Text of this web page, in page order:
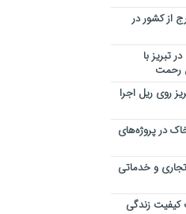
از کشور در
تبریز با
رحمت
روی ریل اجرا
در پروژه‌های
تجاری و خدماتی
کیفیت زندگی